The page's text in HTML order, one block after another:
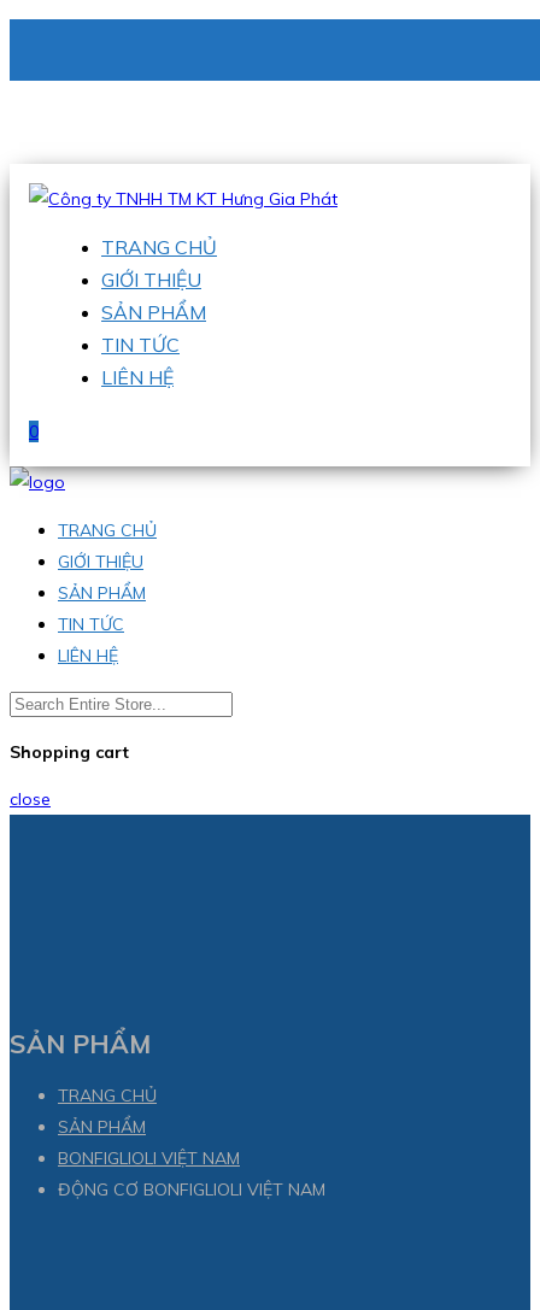
Hotline:0938 336 079
TRANG CHỦ
GIỚI THIỆU
SẢN PHẨM
TIN TỨC
LIÊN HỆ
0
TRANG CHỦ
GIỚI THIỆU
SẢN PHẨM
TIN TỨC
LIÊN HỆ
Shopping cart
close
SẢN PHẨM
TRANG CHỦ
SẢN PHẨM
BONFIGLIOLI VIỆT NAM
ĐỘNG CƠ BONFIGLIOLI VIỆT NAM